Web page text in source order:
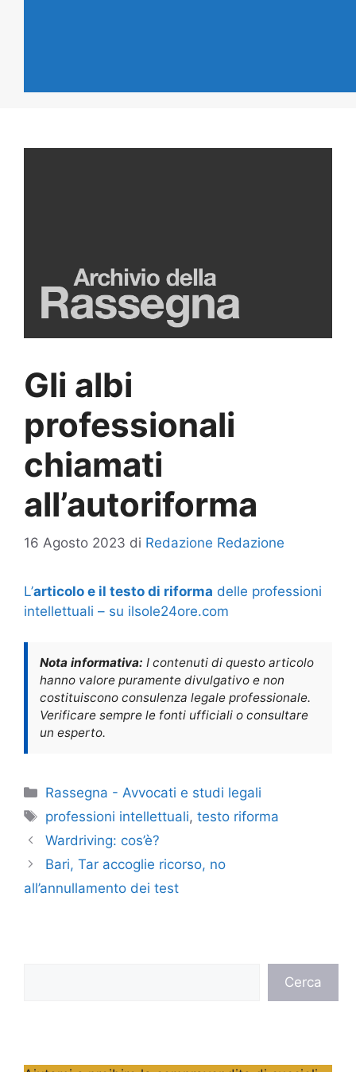
Gli albi
professionali
chiamati
all’autoriforma
16 Agosto 2023 di Redazione Redazione
L’articolo e il testo di riforma delle professioni
intellettuali – su ilsole24ore.com
Nota informativa: I contenuti di questo articolo
hanno valore puramente divulgativo e non
costituiscono consulenza legale professionale.
Verificare sempre le fonti ufficiali o consultare
un esperto.
Categorie
Rassegna - Avvocati e studi legali
Tag
professioni intellettuali,testo riforma
Wardriving: cos’è?
Bari, Tar accoglie ricorso, no
all’annullamento dei test
Cerca